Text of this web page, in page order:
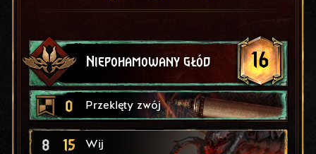
Niepohamowany głód 16
0 Przeklęty zwój
8 15 Wij